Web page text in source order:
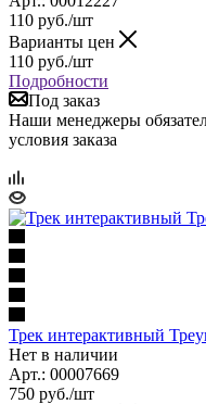
110 руб./шт
Варианты цен
110 руб./шт
Подробности
Под заказ
Наши менеджеры
условия заказа
Трек интерактивный
Нет в наличии
Арт.: 00007669
750 руб./шт